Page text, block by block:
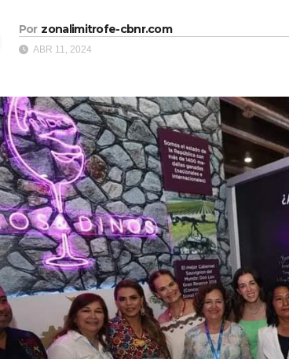
Por zonalimitrofe-cbnr.com
ABR 11, 2024